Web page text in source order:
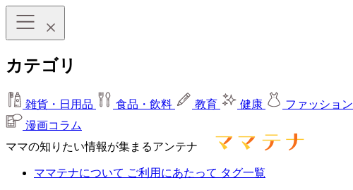
カテゴリ
雑貨・日用品 食品・飲料 教育 健康 ファッション
漫画コラム
ママの知りたい情報が集まるアンテナ
ママテナについて ご利用にあたって タグ一覧